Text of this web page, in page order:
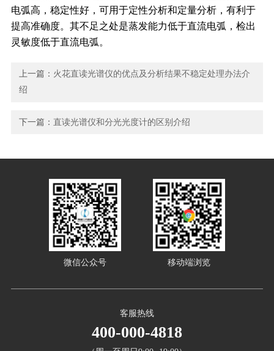
电弧高，稳定性好，可用于定性分析和定量分析，有利于
提高准确度。其不足之处是蒸发能力低于直流电弧，检出
灵敏度低于直流电弧。
上一篇： 火花直读光谱仪的优点及分析结果不稳定处理办法介
绍
下一篇：直读光谱仪和分光光度计的区别介绍
客服热线
400-000-4818
微信公众号 移动端浏览